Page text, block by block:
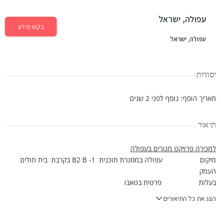
עפולה, ישראל
עפולה, ישראל
בקש מידע
יסודות
תאריך הוסף: נוסף לפני 2 שנים
תיאור
למכירה פרויקט מגורים בעפולה
מיקום עפולה במסגרת תוכנית 1- B2 B בקרבת בית חולים
העמק
בעלות פרטית בטאבו
הצג את כל התיאורים